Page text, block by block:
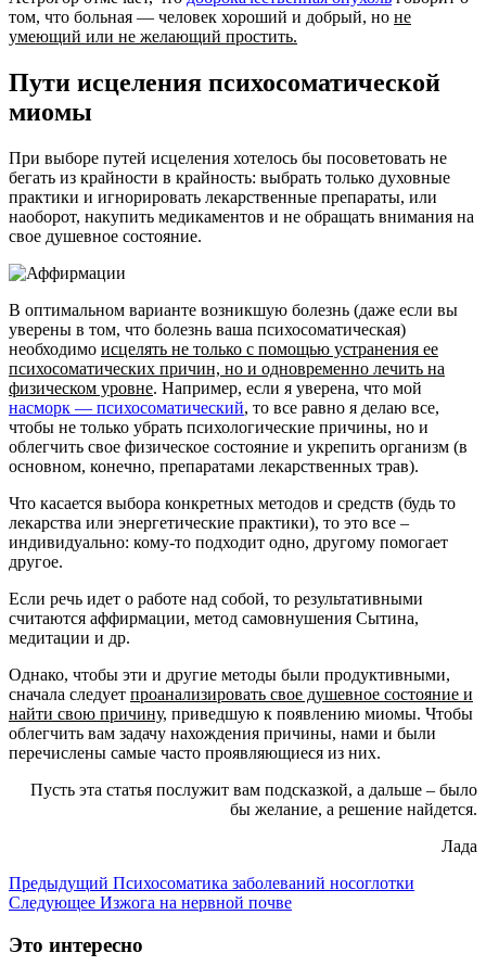
том, что больная — человек хороший и добрый, но не
умеющий или не желающий простить.
Пути исцеления психосоматической
миомы
При выборе путей исцеления хотелось бы посоветовать не
бегать из крайности в крайность: выбрать только духовные
практики и игнорировать лекарственные препараты, или
наоборот, накупить медикаментов и не обращать внимания на
свое душевное состояние.
В оптимальном варианте возникшую болезнь (даже если вы
уверены в том, что болезнь ваша психосоматическая)
необходимо исцелять не только с помощью устранения ее
психосоматических причин, но и одновременно лечить на
физическом уровне. Например, если я уверена, что мой
насморк — психосоматический, то все равно я делаю все,
чтобы не только убрать психологические причины, но и
облегчить свое физическое состояние и укрепить организм (в
основном, конечно, препаратами лекарственных трав).
Что касается выбора конкретных методов и средств (будь то
лекарства или энергетические практики), то это все –
индивидуально: кому-то подходит одно, другому помогает
другое.
Если речь идет о работе над собой, то результативными
считаются аффирмации, метод самовнушения Сытина,
медитации и др.
Однако, чтобы эти и другие методы были продуктивными,
сначала следует проанализировать свое душевное состояние и
найти свою причину, приведшую к появлению миомы. Чтобы
облегчить вам задачу нахождения причины, нами и были
перечислены самые часто проявляющиеся из них.
Пусть эта статья послужит вам подсказкой, а дальше – было
бы желание, а решение найдется.
Лада
Предыдущий Психосоматика заболеваний носоглотки
Следующее Изжога на нервной почве
Это интересно